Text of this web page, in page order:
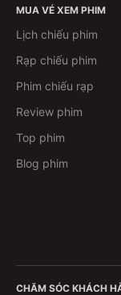
MUA VÉ XEM PHIM
Lịch chiếu phim
Rạp chiếu phim
Phim chiếu rạp
Review phim
Top phim
Blog phim
CHĂM SÓC KHÁCH